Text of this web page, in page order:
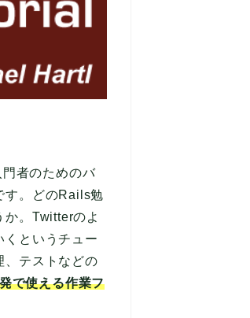
者のためのバ
す。どのRails勉
か。Twitterのよ
くというチュー
、テストなどの
で使える作業フ